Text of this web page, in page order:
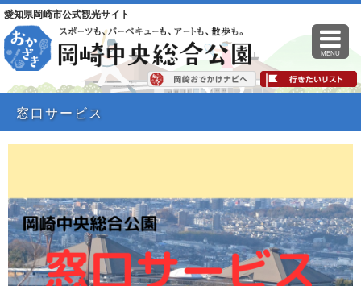
愛知県岡崎市公式観光サイト
MENU
窓口サービス